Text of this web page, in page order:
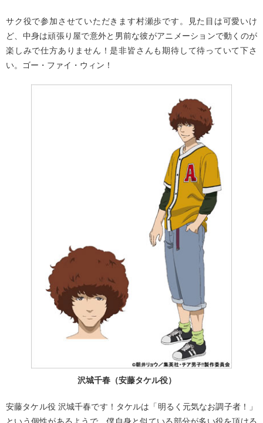
サク役で参加させていただきます村瀬歩です。見た目は可愛いけ
ど、中身は頑張り屋で意外と男前な彼がアニメーションで動くのが
楽しみで仕方ありません！是非皆さんも期待して待っていて下さ
い。ゴー・ファイ・ウィン！
沢城千春（安藤タケル役）
安藤タケル役 沢城千春です！タケルは「明るく元気なお調子者！」